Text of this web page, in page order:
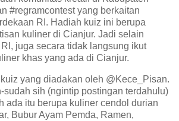
#regramcontest yang berkaitan
RI. Hadiah kuiz ini berupa
kuliner di Cianjur. Jadi selain
juga secara tidak langsung ikut
khas yang ada di Cianjur.
yang diadakan oleh @Kece_Pisan.
sudah sih (ngintip postingan terdahulu)
ada itu berupa kuliner cendol durian
Bubur Ayam Pemda, Ramen,